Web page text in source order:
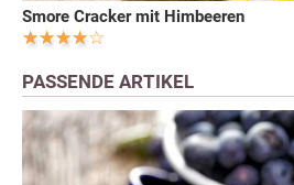
Smore Cracker mit Himbeeren
PASSENDE ARTIKEL